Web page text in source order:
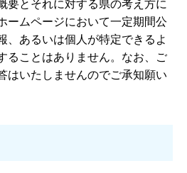
要とそれに対する県の考え方に
ームページにおいて一定期間公
、あるいは個人が特定できるよ
ることはありません。なお、ご
はいたしませんのでご承知願い